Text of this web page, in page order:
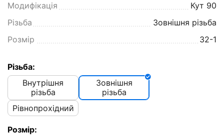
Модифікація
Кут 90
Різьба
Зовнішня різьба
Розмір
32-1
Різьба:
Внутрішня
різьба
Зовнішня
різьба
Рівнопрохідний
Розмір: